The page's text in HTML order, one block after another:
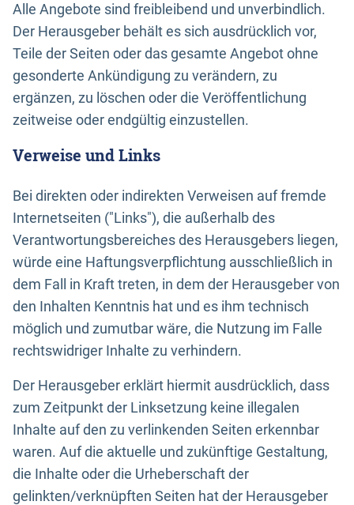
Alle Angebote sind freibleibend und unverbindlich.
Der Herausgeber behält es sich ausdrücklich vor,
Teile der Seiten oder das gesamte Angebot ohne
gesonderte Ankündigung zu verändern, zu
ergänzen, zu löschen oder die Veröffentlichung
zeitweise oder endgültig einzustellen.
Verweise und Links
Bei direkten oder indirekten Verweisen auf fremde
Internetseiten ("Links"), die außerhalb des
Verantwortungsbereiches des Herausgebers liegen,
würde eine Haftungsverpflichtung ausschließlich in
dem Fall in Kraft treten, in dem der Herausgeber von
den Inhalten Kenntnis hat und es ihm technisch
möglich und zumutbar wäre, die Nutzung im Falle
rechtswidriger Inhalte zu verhindern.
Der Herausgeber erklärt hiermit ausdrücklich, dass
zum Zeitpunkt der Linksetzung keine illegalen
Inhalte auf den zu verlinkenden Seiten erkennbar
waren. Auf die aktuelle und zukünftige Gestaltung,
die Inhalte oder die Urheberschaft der
gelinkten/verknüpften Seiten hat der Herausgeber